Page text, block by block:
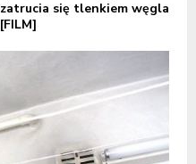
zatrucia się tlenkiem węgla
[FILM]